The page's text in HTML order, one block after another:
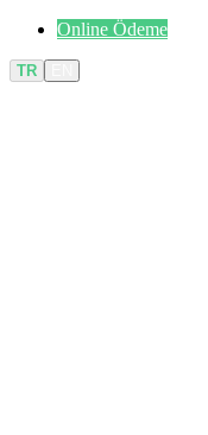
Online Ödeme
TR